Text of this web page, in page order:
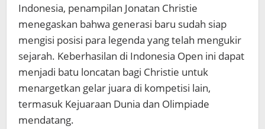
Indonesia, penampilan Jonatan Christie
menegaskan bahwa generasi baru sudah siap
mengisi posisi para legenda yang telah mengukir
sejarah. Keberhasilan di Indonesia Open ini dapat
menjadi batu loncatan bagi Christie untuk
menargetkan gelar juara di kompetisi lain,
termasuk Kejuaraan Dunia dan Olimpiade
mendatang.